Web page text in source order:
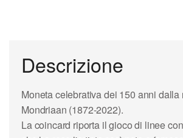
Descrizione
Moneta celebrativa dei 150 anni
Mondriaan (1872-2022).
La coincard riporta il gioco di linee